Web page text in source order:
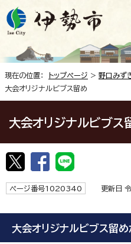
現在の位置： トップページ > 野口みず
大会オリジナルビブス留め
大会オリジナルビブス
ページ番号1020340 更新日
大会オリジナルビブス留め